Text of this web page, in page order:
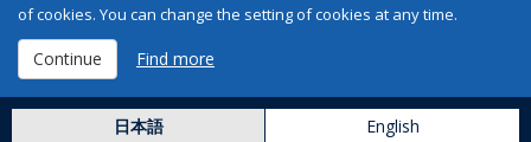
of cookies. You can change the setting of cookies at any time.
Continue Find more
日本語 English